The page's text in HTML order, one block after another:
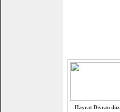
Hayrat Divran düz